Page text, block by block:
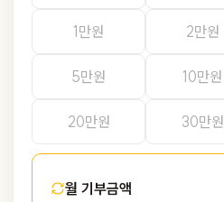
1만원 2만원
5만원 10만원
20만원 30만원
월 기부금액